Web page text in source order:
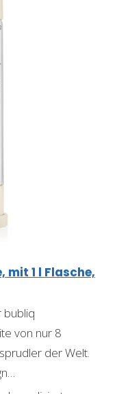
1 l Flasche,
bubliq
von nur 8
der Welt.